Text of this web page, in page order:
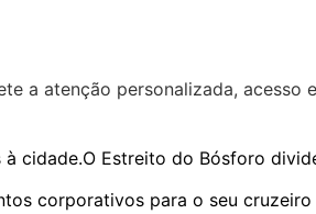
a atenção personalizada, acesso
cidade.O Estreito do Bósforo
corporativos para o seu